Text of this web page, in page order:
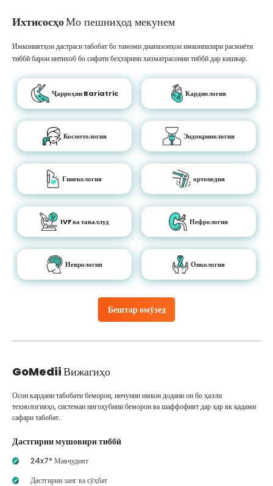
ИхтисосҳоМо пешниҳод мекунем
Бештар омӯзед
Имкониятҳои дастраси табобат бо тамоми диапазонҳои имконпазири расмиёти
тиббӣ барои интихоб бо сифати беҳтарини хизматрасонии тиббӣ дар кишвар.
Ҷарроҳии Bariatric Кардиология
Косметология Эндокринология
Гинекология ортопедия
IVF ва таваллуд Нефрология
Неврология Онкология
GoMediiВижагиҳо
Осон кардани табобати беморон, инчунин имкон додани он бо ҳалли
технологияҳо, системаи нигоҳубини беморон ва шаффофият дар ҳар як қадами
сафари табобат.
Дастгирии мушовири тиббӣ
24x7* Мавҷудият
Дастгирии занг ва сӯҳбат